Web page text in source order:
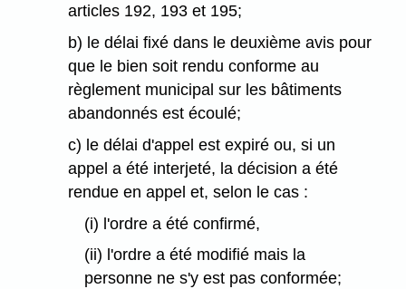
articles 192, 193 et 195;
b) le délai fixé dans le deuxième avis pour
que le bien soit rendu conforme au
règlement municipal sur les bâtiments
abandonnés est écoulé;
c) le délai d'appel est expiré ou, si un
appel a été interjeté, la décision a été
rendue en appel et, selon le cas :
(i) l'ordre a été confirmé,
(ii) l'ordre a été modifié mais la
personne ne s'y est pas conformée;